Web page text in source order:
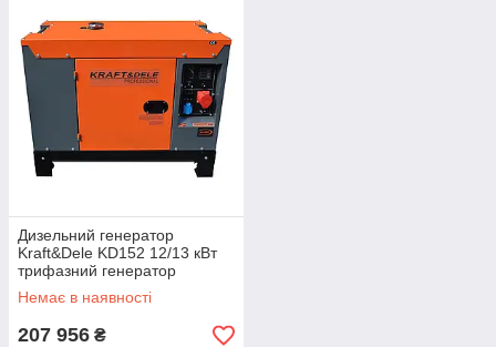
Дизельний генератор
Kraft&Dele KD152 12/13 кВт
трифазний генератор
Немає в наявності
207 956 ₴